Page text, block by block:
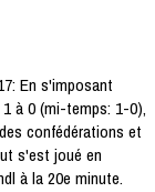
En s'imposant
à 0 (mi-temps: 1-0),
confédérations et
s'est joué en
à la 20e minute.